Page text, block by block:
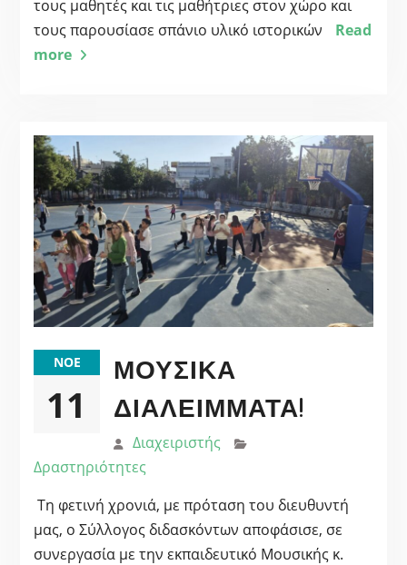
τους μαθητές και τις μαθήτριες στον χώρο και
τους παρουσίασε σπάνιο υλικό ιστορικών
Read
more
ΝΟΈ
11
ΜΟΥΣΙΚΆ
ΔΙΑΛΕΊΜΜΑΤΑ!
Διαχειριστής
Δραστηριότητες
Τη φετινή χρονιά, με πρόταση του διευθυντή
μας, ο Σύλλογος διδασκόντων αποφάσισε, σε
συνεργασία με την εκπαιδευτικό Μουσικής κ.